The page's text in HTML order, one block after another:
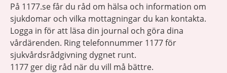
På 1177.se får du råd om hälsa och information om
sjukdomar och vilka mottagningar du kan kontakta.
Logga in för att läsa din journal och göra dina
vårdärenden. Ring telefonnummer 1177 för
sjukvårdsrådgivning dygnet runt.
1177 ger dig råd när du vill må bättre.